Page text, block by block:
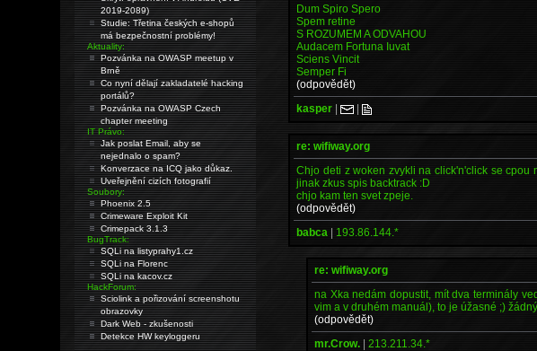
Dum Spiro Spero
Spem retine
S ROZUMEM A ODVAHOU
Audacem Fortuna Iuvat
Sciens Vincit
Semper Fi
(odpovědět)
kasper | |
re: wifiway.org
Chjo deti z woken zvykli na click'n'click se
jinak zkus spis backtrack :D
chjo kam ten svet zpeje.
(odpovědět)
babca | 193.86.144.*
re: wifiway.org
na Xka nedám dopustit, mít dva terminály
vim a v druhém manuál), to je úžasné ;)
(odpovědět)
mr.Crow. |213.211.34.*
2019-2089)
Studie: Třetina českých e-shopů
má bezpečnostní problémy!
Aktuality:
Pozvánka na OWASP meetup v
Brně
Co nyní dělají zakladatelé hacking
portálů?
Pozvánka na OWASP Czech
chapter meeting
IT Právo:
Jak poslat Email, aby se
nejednalo o spam?
Konverzace na ICQ jako důkaz.
Uveřejnění cizích fotografií
Soubory:
Phoenix 2.5
Crimeware Exploit Kit
Crimepack 3.1.3
BugTrack:
SQLi na listyprahy1.cz
SQLi na Florenc
SQLi na kacov.cz
HackForum:
Sciolink a pořizování screenshotu
obrazovky
Dark Web - zkušenosti
Detekce HW keyloggeru